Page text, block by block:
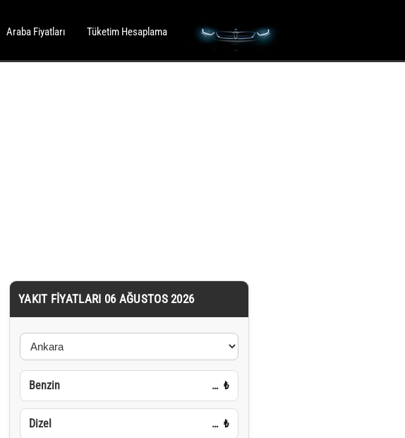
Araba Fiyatları Tüketim Hesaplama
YAKIT FIYATLARI 06 AĞUSTOS 2026
Benzin … ₺
Dizel … ₺